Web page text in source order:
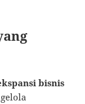
bisnis